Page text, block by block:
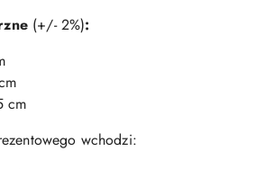
(+/- 2%):
cm
wchodzi: